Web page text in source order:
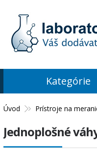
Úvod Prístroje na
Jednoplošné
Kategórie